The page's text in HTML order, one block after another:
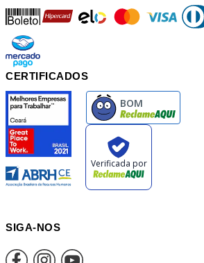
boleto mastercard diners
mercadopago
CERTIFICADOS
SIGA-NOS